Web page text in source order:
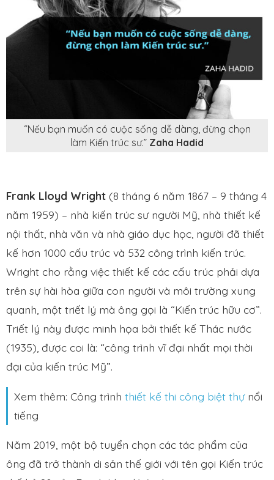
“Nếu bạn muốn có cuộc sống dễ dàng, đừng chọn
làm Kiến trúc sư.” Zaha Hadid
Frank Lloyd Wright (8 tháng 6 năm 1867 – 9 tháng 4
năm 1959) – nhà kiến trúc sư người Mỹ, nhà thiết kế
nội thất, nhà văn và nhà giáo dục học, người đã thiết
kế hơn 1000 cấu trúc và 532 công trình kiến trúc.
Wright cho rằng việc thiết kế các cấu trúc phải dựa
trên sự hài hòa giữa con người và môi trường xung
quanh, một triết lý mà ông gọi là “Kiến trúc hữu cơ”.
Triết lý này được minh họa bởi thiết kế Thác nước
(1935), được coi là: “công trình vĩ đại nhất mọi thời
đại của kiến trúc Mỹ”.
Xem thêm: Công trình thiết kế thi công biệt thựnổi
tiếng
Năm 2019, một bộ tuyển chọn các tác phẩm của
ông đã trở thành di sản thế giới với tên gọi Kiến trúc